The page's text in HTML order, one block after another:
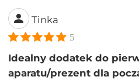
Tinka
5
Idealny dodatek do
aparatu/prezent dla